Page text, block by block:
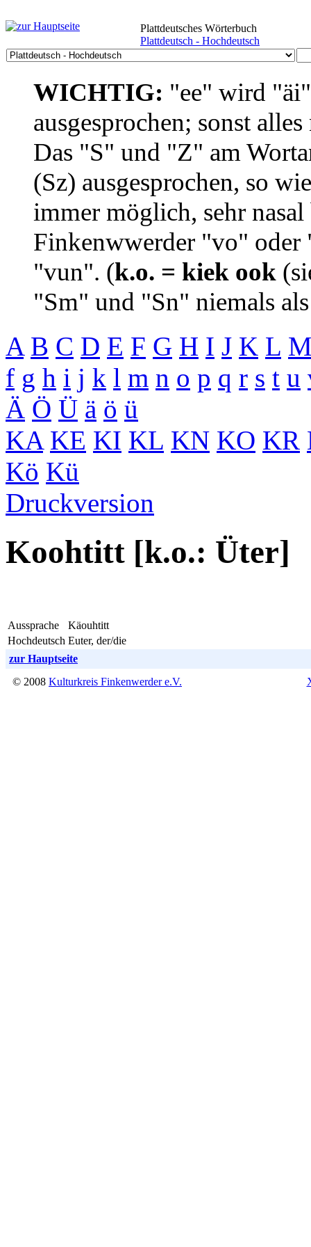
Plattdeutsches Wörterbuch
Plattdeutsch - Hochdeutsch
WICHTIG: "ee" wird
ausgesprochen; sonst
Das "S" und "Z" am
(Sz) ausgesprochen, so
immer möglich, sehr
Finkenwwerder "vo"
"vun". (k.o. = kiek ook
"Sm" und "Sn" niemals
A B C D E F G H I J K L
f g h i j k l m n o p q r s t u
Ä Ö Ü ä ö ü
KA KE KI KL KN KO KR
Kö Kü
Druckversion
Koohtitt [k.o.: Üter]
Aussprache
Käouhtitt
Hochdeutsch Euter, der/die
zur Hauptseite
© 2008 Kulturkreis Finkenwerder e.V.